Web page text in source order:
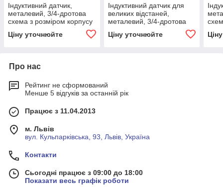
Індуктивний датчик,
металевий, 3/4-дротова
схема з розміром корпусу
Ціну уточнюйте
Індуктивний датчик для
великих відстаней,
металевий, 3/4-дротова
схема з розміром корпусу
M12x1
Ціну уточнюйте
Про нас
Рейтинг не сформований
Менше 5 відгуків за останній рік
Працює з 11.04.2013
м. Львів
вул. Кульпарківська, 93, Львів, Україна
Контакти
Сьогодні працює з 09:00 до 18:00
Показати весь графік роботи